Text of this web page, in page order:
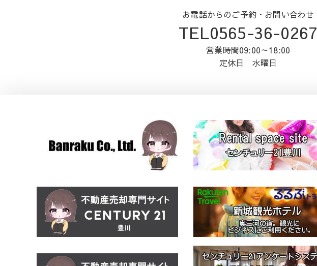
お電話からのご予約・お問い合わせ
TEL0565-36-0267
営業時間09:00～18:00
定休日 水曜日